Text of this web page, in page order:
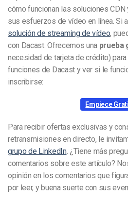
cómo funcionan las soluciones
sus esfuerzos de vídeo en línea. Si
solución de streaming de vídeo,
con Dacast. Ofrecemos una prueba
necesidad de tarjeta de crédito)
funciones de Dacast y ver si le
inscribirse:
Empiece
Para recibir ofertas exclusivas y
retransmisiones en directo, le
grupo de LinkedIn. ¿Tiene más
comentarios sobre este artículo?
opinión en los comentarios que
por leer, y buena suerte con sus